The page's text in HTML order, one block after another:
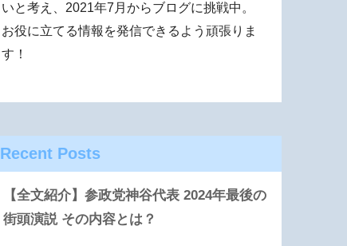
いと考え、2021年7月からブログに挑戦中。
お役に立てる情報を発信できるよう頑張りま
す！
Recent Posts
【全文紹介】参政党神谷代表 2024年最後の
街頭演説 その内容とは？